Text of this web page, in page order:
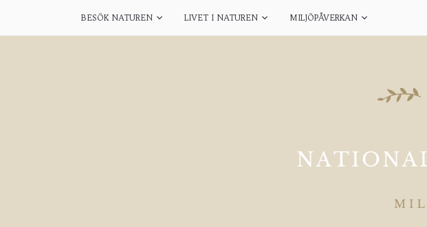
BESÖK NATUREN LIVET I NATUREN MILJÖPÅVERKAN